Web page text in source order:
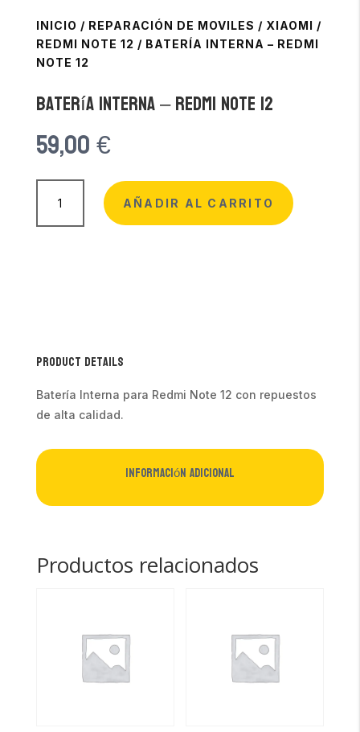
INICIO / REPARACIÓN DE MOVILES / XIAOMI /
REDMI NOTE 12 / BATERÍA INTERNA – REDMI
NOTE 12
Batería Interna – Redmi Note 12
59,00€
Batería
Interna
-
AÑADIR AL CARRITO
Product Details
Batería Interna para Redmi Note 12 con repuestos
de alta calidad.
Información adicional
Productos relacionados